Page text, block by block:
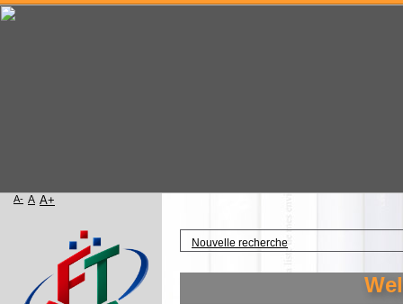
Nouvelle recherche
Accueil
A- A A+